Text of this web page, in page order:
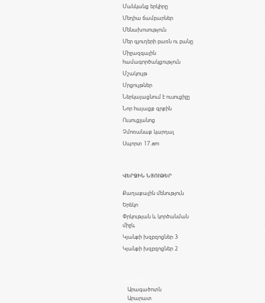
Մանկանց երկիրը
Մեդիա ճամբարներ
Մենախոսություն
Մեր գյուղերի բառն ու բանը
Միջազգային
համագործակցություն
Մշակույթ
Մրցույթներ
Ներկայացնում է ուսուցիչը
Նոր հայացք գրքին
Ուսուցչանոց
Չմոռանաք կարդալ
Սպորտ 17.am
ՎԵՐՋԻՆ ՆՅՈՒԹԵՐ
Քաղաքային մենություն
Երեկո
Փրկության և կործանման
միջև
Կյանքի խզբզոցներ 3
Կյանքի խզբզոցներ 2
Արագածոտն
Արարատ